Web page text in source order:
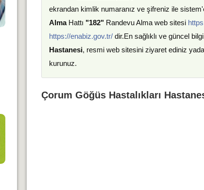
ekrandan kimlik numaranız ve şifreniz ile
AlmaHattı "182" Randevu Alma web sitesi
https://enabiz.gov.tr/dir.En sağlıklı ve güncel
Hastanesi, resmi web sitesini ziyaret ediniz
kurunuz.
Çorum Göğüs Hastalıkları